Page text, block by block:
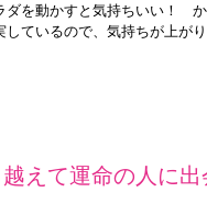
ダを動かすと気持ちいい！
しているので、気持ちが上がり
えて運命の人に出